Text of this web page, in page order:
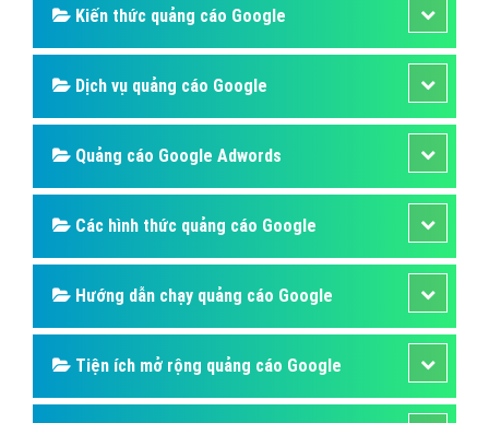
Kiến thức quảng cáo Google
Dịch vụ quảng cáo Google
Quảng cáo Google Adwords
Các hình thức quảng cáo Google
Hướng dẫn chạy quảng cáo Google
Tiện ích mở rộng quảng cáo Google